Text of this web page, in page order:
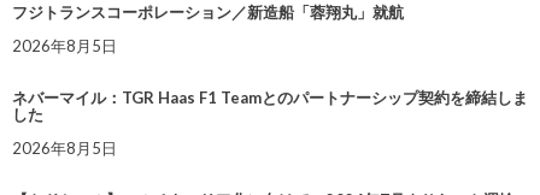
フジトランスコーポレーション／新造船「蓉翔丸」就航
2026年8月5日
ネバーマイル：TGR Haas F1 Teamとのパートナーシップ契約を締結しま
した
2026年8月5日